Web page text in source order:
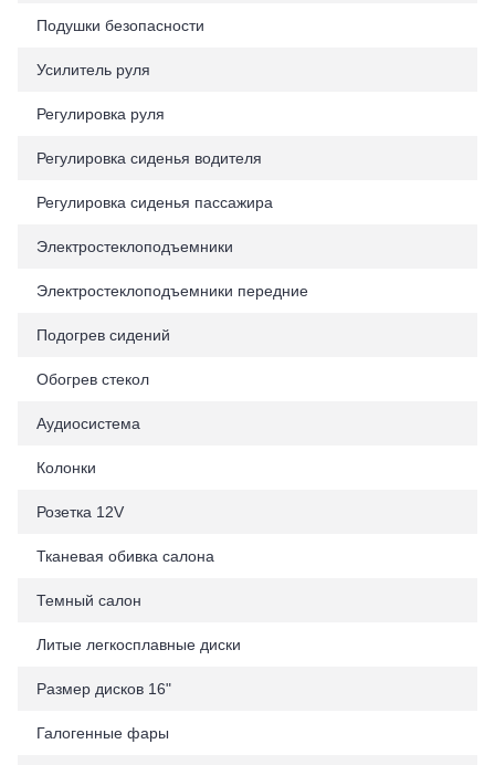
Подушки безопасности
Усилитель руля
Регулировка руля
Регулировка сиденья водителя
Регулировка сиденья пассажира
Электростеклоподъемники
Электростеклоподъемники передние
Подогрев сидений
Обогрев стекол
Аудиосистема
Колонки
Розетка 12V
Тканевая обивка салона
Темный салон
Литые легкосплавные диски
Размер дисков 16"
Галогенные фары